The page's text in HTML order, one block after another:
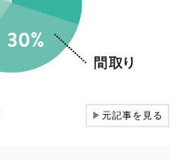
▶元記事を見る